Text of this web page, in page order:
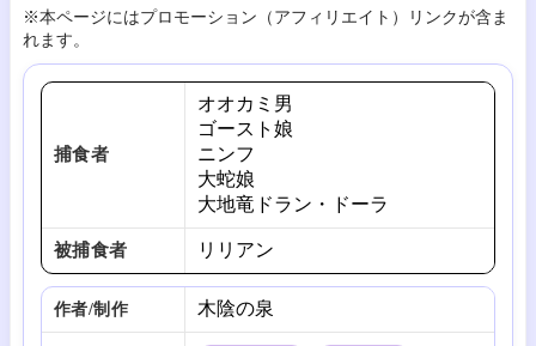
※本ページにはプロモーション（アフィリエイト）リンクが含ま
れます。
捕食者
オオカミ男
ゴースト娘
ニンフ
大蛇娘
大地竜ドラン・ドーラ
被捕食者 リリアン
作者/制作 木陰の泉